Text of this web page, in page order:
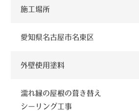
施工場所
愛知県名古屋市名東区
外壁使用塗料
濡れ縁の屋根の葺き替え
シーリング工事